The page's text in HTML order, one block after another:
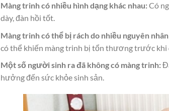
Màng trinh có nhiều hình dạng khác nhau:Có
dày, đàn hồi tốt.
Màng trinh có thể bị rách do nhiều nguyên
có thể khiến màng trinh bị tổn thương trước khi
Một số người sinh ra đã không có màng trinh:
hưởng đến sức khỏe sinh sản.